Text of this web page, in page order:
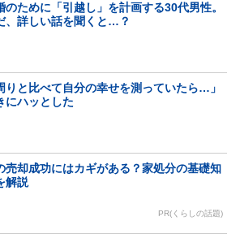
のために「引越し」を計画する30代男性。
、詳しい話を聞くと…？
りと比べて自分の幸せを測っていたら…」
にハッとした
売却成功にはカギがある？家処分の基礎知
解説
PR(くらしの話題)